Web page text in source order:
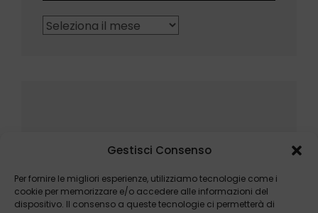
Gestisci Consenso
Per fornire le migliori esperienze, utilizziamo tecnologie come i
cookie per memorizzare e/o accedere alle informazioni del
dispositivo. Il consenso a queste tecnologie ci permetterà di
Archivi